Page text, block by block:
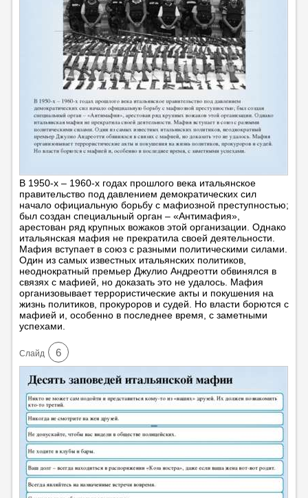
В 1950-х – 1960-х годах прошлого века итальянское
правительство под давлением демократических сил
начало официальную борьбу с мафиозной преступностью;
был создан специальный орган – «Антимафия»,
арестован ряд крупных вожаков этой организации. Однако
итальянская мафия не прекратила своей деятельности.
Мафия вступает в союз с разными политическими силами.
Один из самых известных итальянских политиков,
неоднократный премьер Джулио Андреотти обвинялся в
связях с мафией, но доказать это не удалось. Мафия
организовывает террористические акты и покушения на
жизнь политиков, прокуроров и судей. Но власти борются с
мафией и, особенно в последнее время, с заметными
успехами.
Cлайд 6